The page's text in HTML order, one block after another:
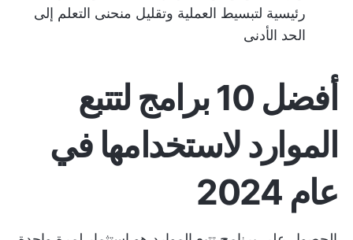
رئيسية لتبسيط العملية وتقليل منحنى التعلم إلى
الحد الأدنى
أفضل 10 برامج لتتبع
الموارد لاستخدامها في
عام 2024